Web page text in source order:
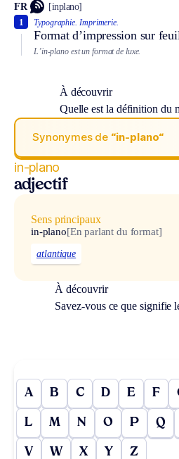
FR [inplano]
Typographie. Imprimerie.
Format d’impression sur
1
L’in-plano est un format de luxe.
À découvrir
Quelle est la définition du
Synonymes de “in-plano“
in-plano
adjectif
Sens principaux
in-plano[En parlant du format]
atlantique
À découvrir
Savez-vous ce que signifie
A B C D E F
L M N O P Q
V W X Y Z